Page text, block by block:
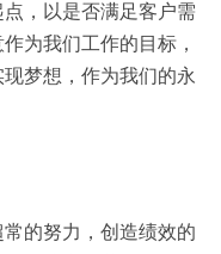
，以是否满足客户需
为我们工作的目标，
梦想，作为我们的永
的努力，创造绩效的